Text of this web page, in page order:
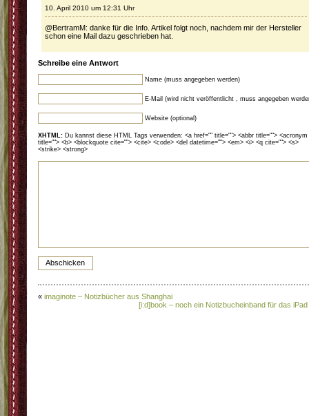
10. April 2010 um 12:31 Uhr
@BertramM: danke für die Info. Artikel folgt noch, nachdem mir der Hersteller
schon eine Mail dazu geschrieben hat.
Schreibe eine Antwort
Name (muss angegeben werden)
E-Mail (wird nicht veröffentlicht , muss angegeben
Website (optional)
XHTML: Du kannst diese HTML Tags verwenden: <a href="" title=""> <abbr title=""> <acronym
title=""> <b> <blockquote cite=""> <cite> <code> <del datetime=""> <em> <i> <q cite=""> <s>
<strike> <strong>
« imaginote – Notizbücher aus Shanghai
[i:d]book – noch ein Notizbucheinband für das iPad